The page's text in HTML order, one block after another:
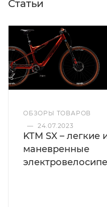
Статьи
ОБЗОРЫ ТОВАРОВ
— 24.07.2023
KTM SX – легкие
маневренные